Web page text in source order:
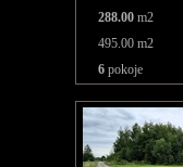
288.00 m2
495.00 m2
6 pokoje